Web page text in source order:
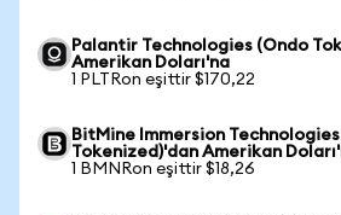
Palantir Technologies (Ondo
Amerikan Doları'na
1 PLTRon eşittir $170,22
BitMine Immersion
Tokenized)'dan Amerikan
1 BMNRon eşittir $18,26